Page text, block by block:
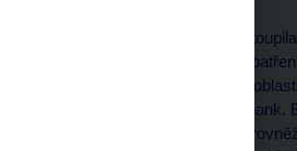
V průběhu roku 2002
úvěrových rizik a také
znamenají nový směr v
obezřetného podnikání
položek, které zahrnuje